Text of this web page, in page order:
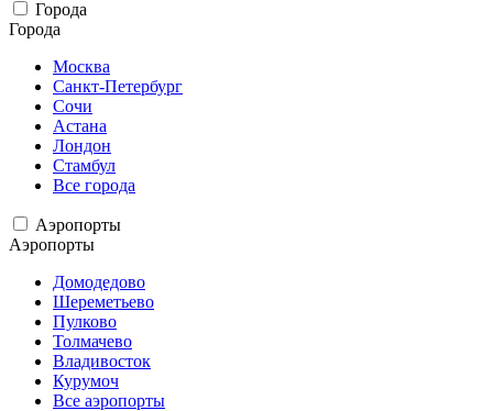
Города
Города
Москва
Санкт-Петербург
Сочи
Астана
Лондон
Стамбул
Все города
Аэропорты
Аэропорты
Домодедово
Шереметьево
Пулково
Толмачево
Владивосток
Курумоч
Все аэропорты